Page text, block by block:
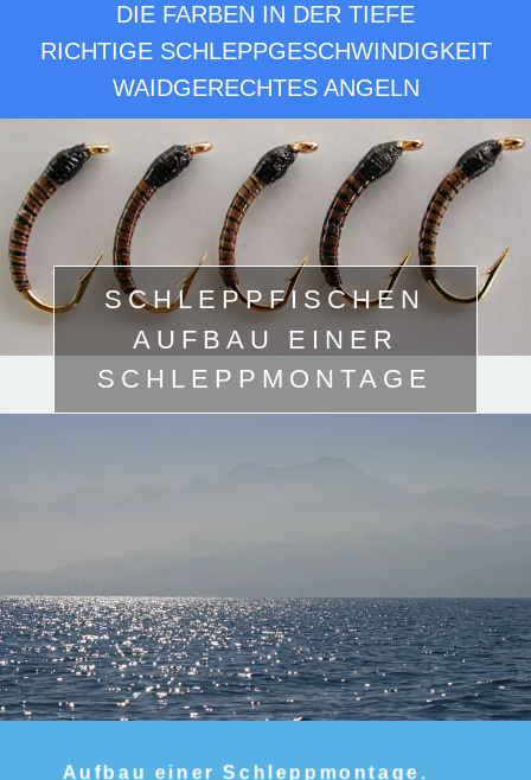
DIE FARBEN IN DER TIEFE
RICHTIGE SCHLEPPGESCHWINDIGKEIT
WAIDGERECHTES ANGELN
SCHLEPPFISCHEN
AUFBAU EINER
SCHLEPPMONTAGE
Aufbau einer Schleppmontage.